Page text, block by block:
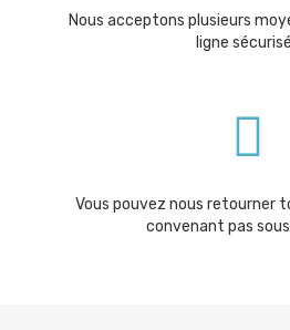
Nous acceptons plusieurs
ligne
Vous pouvez nous retourner
convenant pas sous